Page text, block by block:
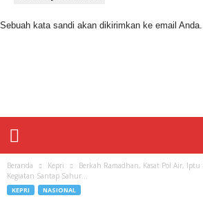
Sebuah kata sandi akan dikirimkan ke email Anda.
t
Beranda Kepri
Berkah Ramadhan, Kasat Pol Air,
Kegiatan Santap Sahur...
KEPRI NASIONAL